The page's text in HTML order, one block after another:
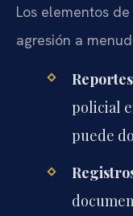
Los elementos
agresión a
policial
puede